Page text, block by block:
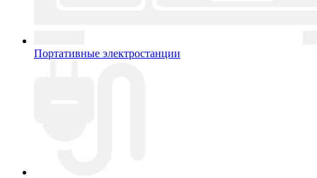
Портативные электростанции